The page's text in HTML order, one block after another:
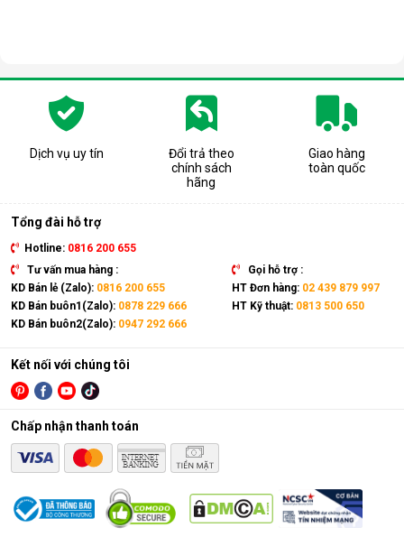
Dịch vụ uy tín
Đổi trả theo
chính sách
hãng
Giao hàng
toàn quốc
Tổng đài hỗ trợ
Hotline: 0816 200 655
Tư vấn mua hàng :
KD Bán lẻ (Zalo): 0816 200 655
KD Bán buôn1(Zalo): 0878 229 666
KD Bán buôn2(Zalo): 0947 292 666
Gọi hỗ trợ :
HT Đơn hàng: 02 439 879 997
HT Kỹ thuật: 0813 500 650
Kết nối với chúng tôi
Chấp nhận thanh toán